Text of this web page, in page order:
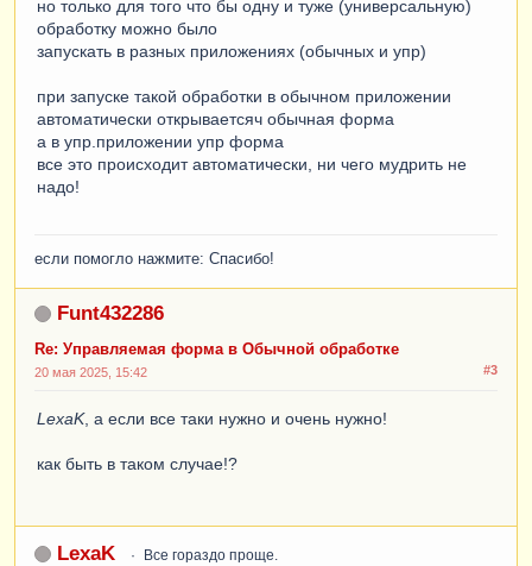
но только для того что бы одну и туже (универсальную)
обработку можно было
запускать в разных приложениях (обычных и упр)
при запуске такой обработки в обычном приложении
автоматически открываетсяч обычная форма
а в упр.приложении упр форма
все это происходит автоматически, ни чего мудрить не
надо!
если помогло нажмите: Спасибо!
Funt432286
Re: Управляемая форма в Обычной обработке
#3
20 мая 2025, 15:42
LexaK, а если все таки нужно и очень нужно!
как быть в таком случае!?
LexaK Все гораздо проще.